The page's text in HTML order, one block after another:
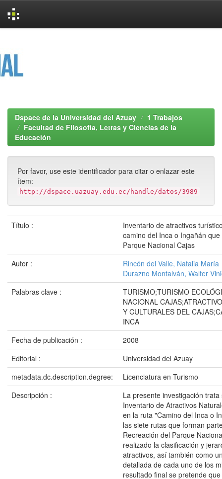
Dspace de la Universidad del Azuay
1 Trabajos
Facultad de Filosofía, Letras y Ciencias de la
Educación
Por favor, use este identificador para citar o enlazar este
ítem:
http://dspace.uazuay.edu.ec/handle/datos/3989
Título :
Inventario de atractivos
camino del Inca o Ingañán
Parque Nacional Cajas
Autor :
Rincón del Valle, Natalia María
Durazno Montalván, Walter
Palabras clave :
TURISMO;TURISMO
NACIONAL
Y CULTURALES DEL
INCA
Fecha de publicación :
2008
Editorial :
Universidad del Azuay
metadata.dc.description.degree:
Licenciatura en Turismo
Descripción :
La presente investigación trata
Inventario de Atractivos
en la ruta "Camino del Inca o
las siete rutas que forman
Recreación del Parque
realizado la clasificación y
atractivos, así también como
detallada de cada uno de los
resultado final se pretende